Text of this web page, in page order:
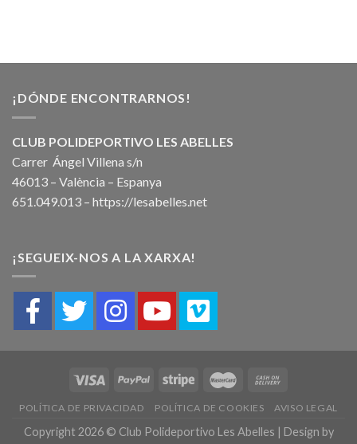
¡DÓNDE ENCONTRARNOS!
CLUB POLIDEPORTIVO LES ABELLES
Carrer Ángel Villena s/n
46013 – València – Espanya
651.049.013 – https://lesabelles.net
¡SEGUEIX-NOS A LA XARXA!
POLÍTICA DE PRIVACIDAD POLÍTICA DE COOKIES AVISO LEGAL
Copyright 2026 © Club Polideportivo Les Abelles | Design by